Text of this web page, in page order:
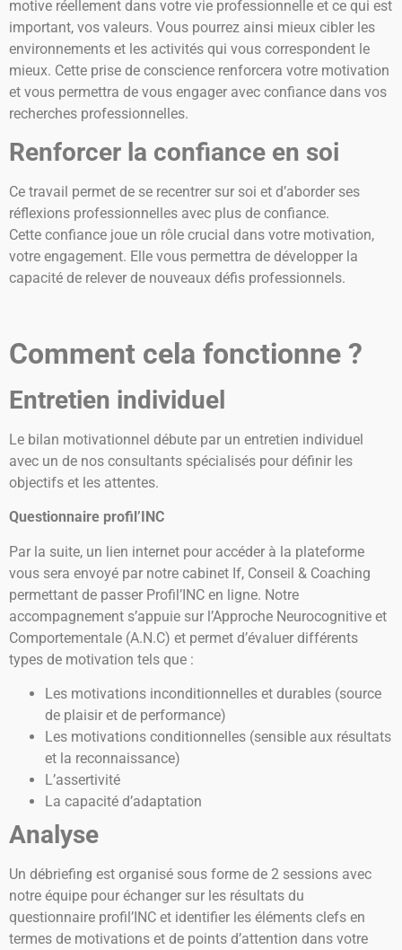
motive réellement dans votre vie professionnelle et ce qui est
important, vos valeurs. Vous pourrez ainsi mieux cibler les
environnements et les activités qui vous correspondent le
mieux. Cette prise de conscience renforcera votre motivation
et vous permettra de vous engager avec confiance dans vos
recherches professionnelles.
Renforcer la confiance en soi
Ce travail permet de se recentrer sur soi et d’aborder ses
réflexions professionnelles avec plus de confiance.
Cette confiance joue un rôle crucial dans votre motivation,
votre engagement. Elle vous permettra de développer la
capacité de relever de nouveaux défis professionnels.
Comment cela fonctionne ?
Entretien individuel
Le bilan motivationnel débute par un entretien individuel
avec un de nos consultants spécialisés pour définir les
objectifs et les attentes.
Questionnaire profil’INC
Par la suite, un lien internet pour accéder à la plateforme
vous sera envoyé par notre cabinet If, Conseil & Coaching
permettant de passer Profil’INC en ligne. Notre
accompagnement s’appuie sur l’Approche Neurocognitive et
Comportementale (A.N.C) et permet d’évaluer différents
types de motivation tels que :
Les motivations inconditionnelles et durables (source
de plaisir et de performance)
Les motivations conditionnelles (sensible aux résultats
et la reconnaissance)
L’assertivité
La capacité d’adaptation
Analyse
Un débriefing est organisé sous forme de 2 sessions avec
notre équipe pour échanger sur les résultats du
questionnaire profil’INC et identifier les éléments clefs en
termes de motivations et de points d’attention dans votre